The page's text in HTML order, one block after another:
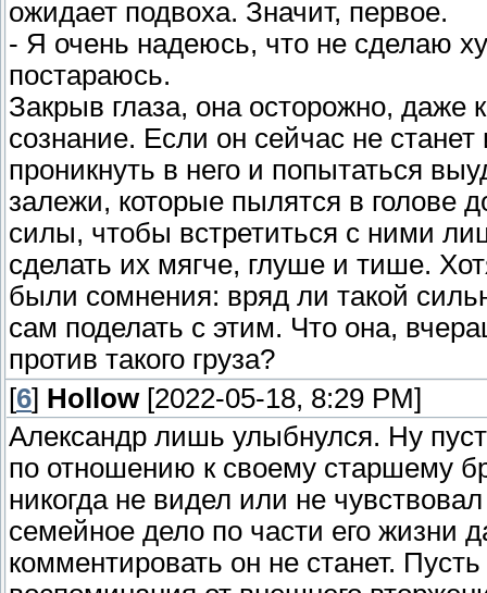
ожидает подвоха. Значит, первое.
- Я очень надеюсь, что не сделаю
постараюсь.
Закрыв глаза, она осторожно, даже
сознание. Если он сейчас не
проникнуть в него и попытаться
залежи, которые пылятся в голове
силы, чтобы встретиться с ними
сделать их мягче, глуше и тише.
были сомнения: вряд ли такой
сам поделать с этим. Что она,
против такого груза?
[6] Hollow[2022-05-18, 8:29 PM]
Александр лишь улыбнулся. Ну
по отношению к своему старшему
никогда не видел или не
семейное дело по части его жизни
комментировать он не станет.